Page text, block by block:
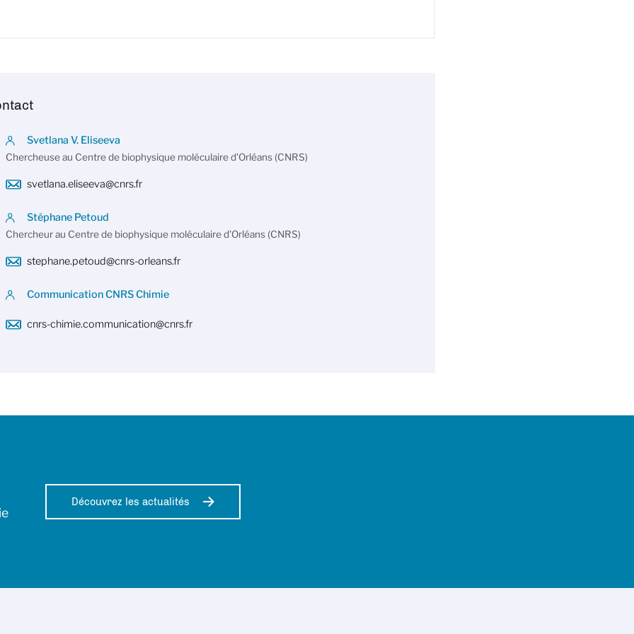
Svetlana V. Eliseeva
Chercheuse au Centre de biophysique moléculaire d'Orléans (CNRS)
svetlana.eliseeva@cnrs.fr
Stéphane Petoud
Chercheur au Centre de biophysique moléculaire d'Orléans (CNRS)
stephane.petoud@cnrs-orleans.fr
Communication CNRS Chimie
cnrs-chimie.communication@cnrs.fr
Découvrez les actualités